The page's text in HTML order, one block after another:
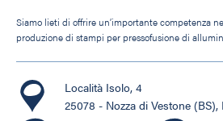
Siamo lieti di offrire un’importante competenza
produzione di stampi per pressofusione di
Località Isolo, 4
25078 - Nozza di Vestone (BS),